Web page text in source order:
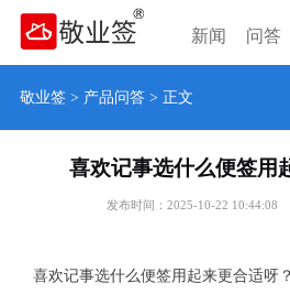
新闻 问答
敬业签> 产品问答> 正文
喜欢记事选什么便签用
发布时间：2025-10-22 10:44:08
喜欢记事选什么便签用起来更合适呀？